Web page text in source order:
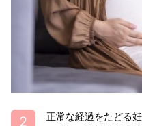
正常な経過をたどる